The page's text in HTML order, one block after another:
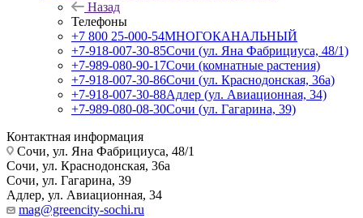
Назад
Телефоны
+7 800 25-000-54МНОГОКАНАЛЬНЫЙ
+7-918-007-30-85Сочи (ул. Яна Фабрициуса, 48/1)
+7-989-080-90-17Сочи (комнатные растения)
+7-918-007-30-86Сочи (ул. Краснодонская, 36а)
+7-918-007-30-88Адлер (ул. Авиационная, 34)
+7-989-080-08-30Сочи (ул. Гагарина, 39)
Контактная информация
Сочи, ул. Яна Фабрициуса, 48/1
Сочи, ул. Краснодонская, 36а
Сочи, ул. Гагарина, 39
Адлер, ул. Авиационная, 34
mag@greencity-sochi.ru